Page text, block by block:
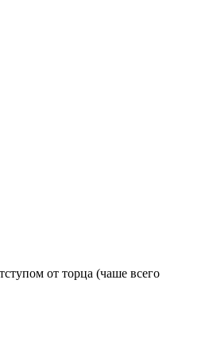
от торца (чаше всего